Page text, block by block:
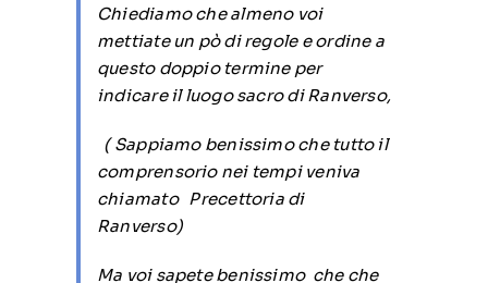
Chiediamo che almeno voi
mettiate un pò di regole e ordine a
questo doppio termine per
indicare il luogo sacro di Ranverso,
( Sappiamo benissimo che tutto il
comprensorio nei tempi veniva
chiamato Precettoria di
Ranverso)
Ma voi sapete benissimo che che